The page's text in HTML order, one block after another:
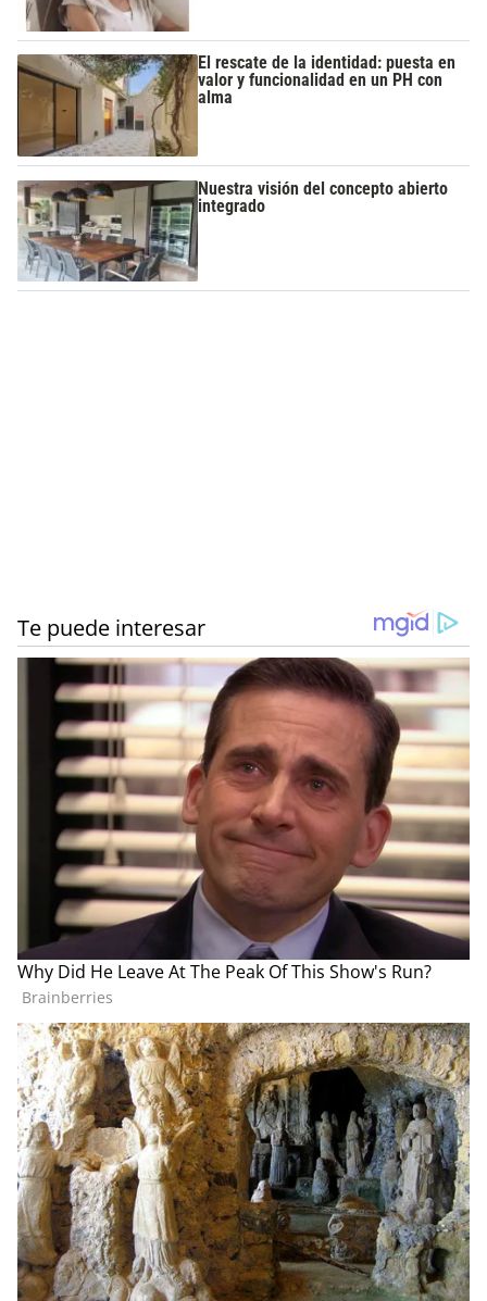
El rescate de la identidad: puesta en
valor y funcionalidad en un PH con
alma
Nuestra visión del concepto abierto
integrado